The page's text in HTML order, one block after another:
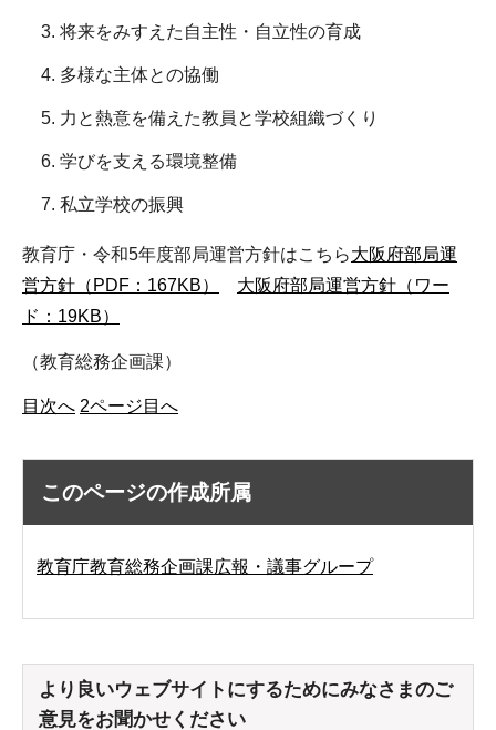
将来をみすえた自主性・自立性の育成
多様な主体との協働
力と熱意を備えた教員と学校組織づくり
学びを支える環境整備
私立学校の振興
教育庁・令和5年度部局運営方針はこちら大阪府部局運
営方針（PDF：167KB）
大阪府部局運営方針（ワー
ド：19KB）
（教育総務企画課）
目次へ 2ページ目へ
このページの作成所属
教育庁教育総務企画課広報・議事グループ
より良いウェブサイトにするためにみなさまのご
意見をお聞かせください